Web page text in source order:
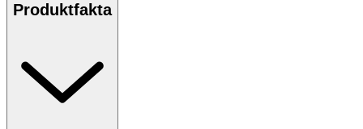
Produktfakta